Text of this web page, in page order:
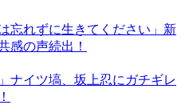
忘れずに生きてください」新
感の声続出！
ナイツ塙、坂上忍にガチギレ